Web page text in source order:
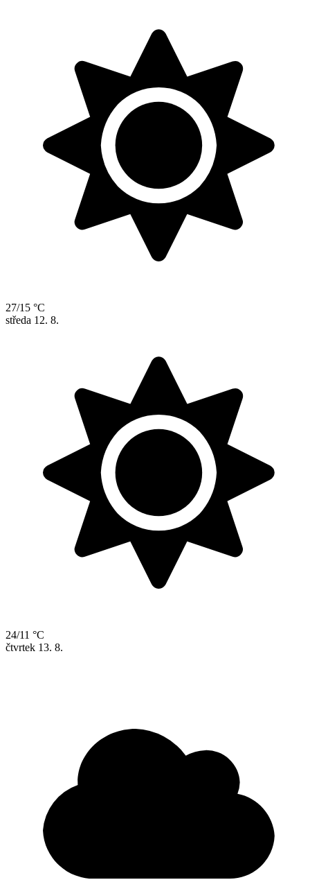
27/15 °C
středa 12. 8.
24/11 °C
čtvrtek 13. 8.